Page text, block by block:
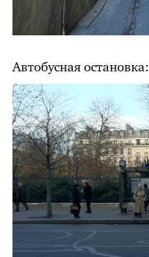
Автобусная остановка: